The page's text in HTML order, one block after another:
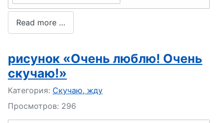
Read more …
рисунок «Очень люблю! Очень
скучаю!»
Подробности
Категория: Скучаю, жду
Просмотров: 296